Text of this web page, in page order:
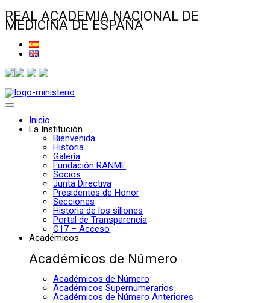
REAL ACADEMIA NACIONAL DE
MEDICINA DE ESPAÑA
Inicio
La Institución
Bienvenida
Historia
Galería
Fundación RANME
Socios
Junta Directiva
Presidentes de Honor
Secciones
Historia de los sillones
Portal de Transparencia
C17 – Acceso
Académicos
Académicos de Número
Académicos de Número
Académicos Supernumerarios
Académicos de Número Anteriores